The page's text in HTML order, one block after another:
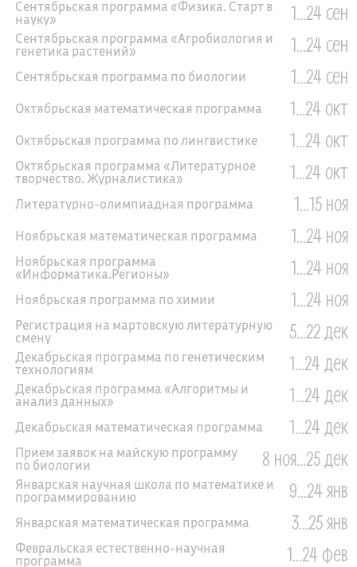
Сентябрьская программа «Физика. Старт в
науку» 1...24 сен
Сентябрьская программа «Агробиология и
генетика растений» 1...24 сен
Сентябрьская программа по биологии 1...24 сен
Октябрьская математическая программа 1...24 окт
Октябрьская программа по лингвистике 1...24 окт
Октябрьская программа «Литературное
творчество. Журналистика» 1...24 окт
Литературно-олимпиадная программа 1...15 ноя
Ноябрьская математическая программа 1...24 ноя
Ноябрьская программа
«Информатика.Регионы» 1...24 ноя
Ноябрьская программа по химии 1...24 ноя
Регистрация на мартовскую литературную
смену 5...22 дек
Декабрьская программа по генетическим
технологиям 1...24 дек
Декабрьская программа «Алгоритмы и
анализ данных» 1...24 дек
Декабрьская математическая программа 1...24 дек
Прием заявок на майскую программу
по биологии 8 ноя...25 дек
Январская научная школа по математике и
программированию 9...24 янв
Январская математическая программа 3...25 янв
Февральская естественно-научная
программа 1...24 фев